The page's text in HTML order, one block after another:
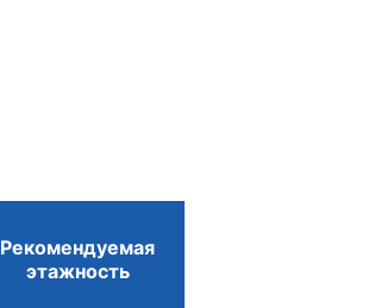
Рекомендуемая
этажность